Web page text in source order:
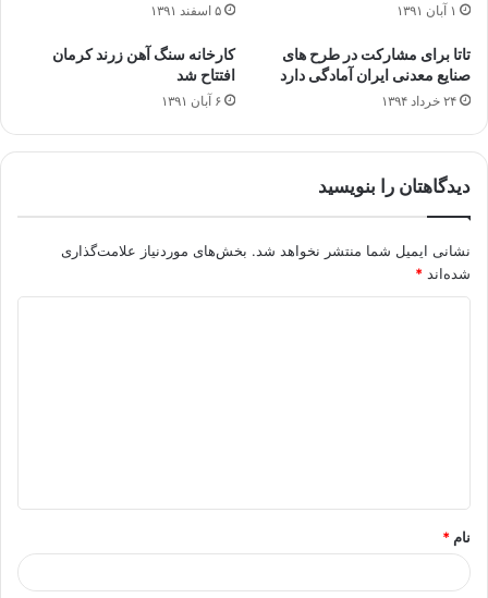
۱ آبان ۱۳۹۱ ۵ اسفند ۱۳۹۱
تاتا برای مشارکت در طرح های
صنایع معدنی ایران آمادگی دارد
۲۴ خرداد ۱۳۹۴
کارخانه سنگ آهن زرند کرمان
افتتاح شد
۶ آبان ۱۳۹۱
دیدگاهتان را بنویسید
نشانی ایمیل شما منتشر نخواهد شد. بخش‌های موردنیاز علامت‌گذاری
شده‌اند *
*
نام *